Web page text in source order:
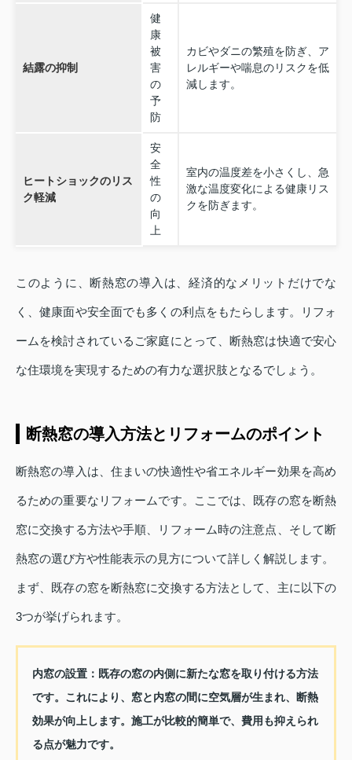
結露の抑制
健
康
被
害
の
予
防
カビやダニの繁殖を防ぎ、ア
レルギーや喘息のリスクを低
減します。
ヒートショックのリス
ク軽減
安
全
性
の
向
上
室内の温度差を小さくし、急
激な温度変化による健康リス
クを防ぎます。
このように、断熱窓の導入は、経済的なメリットだけでな
く、健康面や安全面でも多くの利点をもたらします。リフォ
ームを検討されているご家庭にとって、断熱窓は快適で安心
な住環境を実現するための有力な選択肢となるでしょう。
断熱窓の導入方法とリフォームのポイント
断熱窓の導入は、住まいの快適性や省エネルギー効果を高め
るための重要なリフォームです。ここでは、既存の窓を断熱
窓に交換する方法や手順、リフォーム時の注意点、そして断
熱窓の選び方や性能表示の見方について詳しく解説します。
まず、既存の窓を断熱窓に交換する方法として、主に以下の
3つが挙げられます。
内窓の設置：既存の窓の内側に新たな窓を取り付ける方法
です。これにより、窓と内窓の間に空気層が生まれ、断熱
効果が向上します。施工が比較的簡単で、費用も抑えられ
る点が魅力です。